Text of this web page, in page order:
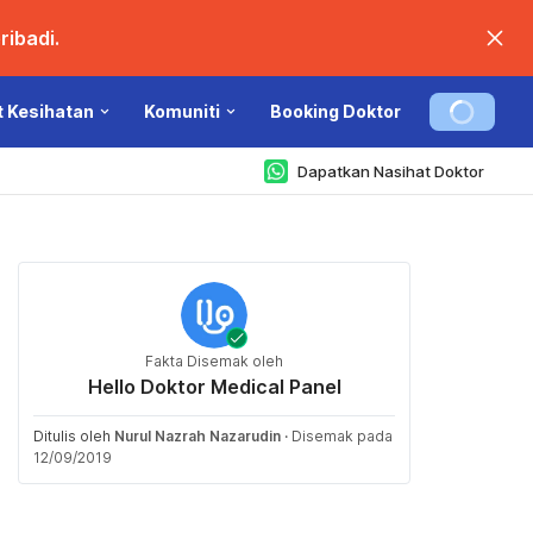
Kesihatan Komuniti Booking Doktor
Dapatkan Nasihat Doktor
Fakta Disemak oleh
Hello Doktor Medical Panel
Ditulis oleh Nurul Nazrah Nazarudin · Disemak pada
12/09/2019